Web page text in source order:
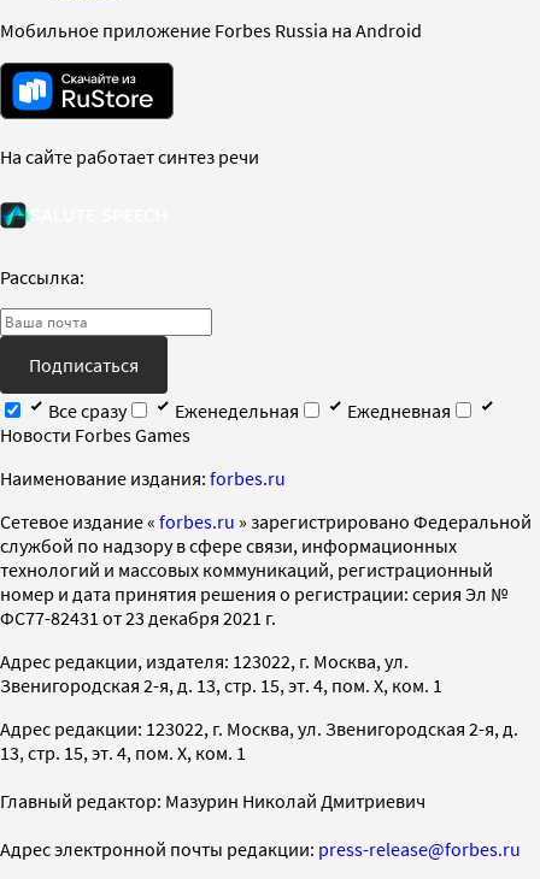
Мобильное приложение Forbes Russia на Android
На сайте работает синтез речи
Рассылка:
Подписаться
Все сразу
Еженедельная
Ежедневная
Новости Forbes Games
Наименование издания: forbes.ru
Cетевое издание « forbes.ru » зарегистрировано Федеральной
службой по надзору в сфере связи, информационных
технологий и массовых коммуникаций, регистрационный
номер и дата принятия решения о регистрации: серия Эл №
ФС77-82431 от 23 декабря 2021 г.
Адрес редакции, издателя: 123022, г. Москва, ул.
Звенигородская 2-я, д. 13, стр. 15, эт. 4, пом. X, ком. 1
Адрес редакции: 123022, г. Москва, ул. Звенигородская 2-я, д.
13, стр. 15, эт. 4, пом. X, ком. 1
Главный редактор: Мазурин Николай Дмитриевич
Адрес электронной почты редакции: press-release@forbes.ru